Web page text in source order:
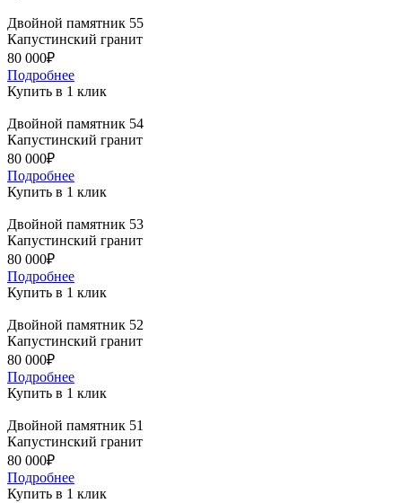
Двойной памятник 55
Капустинский гранит
80 000₽
Подробнее
Купить в 1 клик
Двойной памятник 54
Капустинский гранит
80 000₽
Подробнее
Купить в 1 клик
Двойной памятник 53
Капустинский гранит
80 000₽
Подробнее
Купить в 1 клик
Двойной памятник 52
Капустинский гранит
80 000₽
Подробнее
Купить в 1 клик
Двойной памятник 51
Капустинский гранит
80 000₽
Подробнее
Купить в 1 клик